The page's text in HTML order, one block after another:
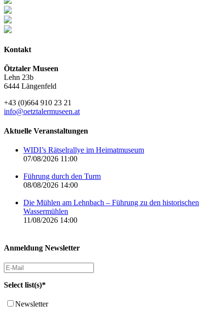
Kontakt
Ötztaler Museen
Lehn 23b
6444 Längenfeld
+43 (0)664 910 23 21
info@oetztalermuseen.at
Aktuelle Veranstaltungen
WIDI’s Rätselrallye im Heimatmuseum
07/08/2026 11:00
Führung durch den Turm
08/08/2026 14:00
Die Mühlen am Lehnbach – Führung zu den historischen
Wassermühlen
11/08/2026 14:00
Anmeldung Newsletter
Select list(s)*
Newsletter